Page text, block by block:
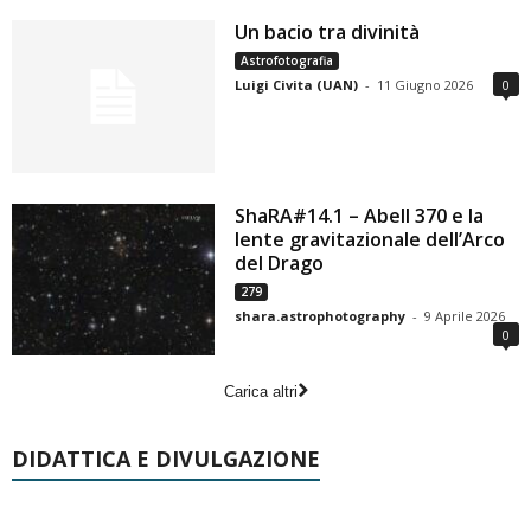
Un bacio tra divinità
Astrofotografia
Luigi Civita (UAN) - 11 Giugno 2026 0
ShaRA#14.1 – Abell 370 e la
lente gravitazionale dell’Arco
del Drago
279
shara.astrophotography - 9 Aprile 2026
0
Carica altri
DIDATTICA E DIVULGAZIONE